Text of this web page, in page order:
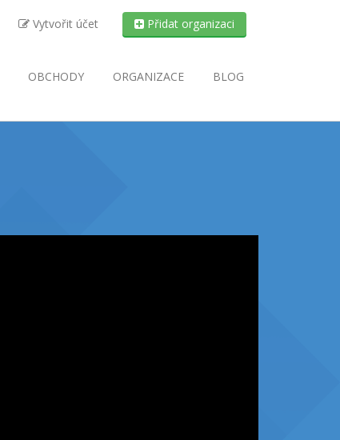
Vytvořit účet Přidat organizaci
OBCHODY ORGANIZACE BLOG